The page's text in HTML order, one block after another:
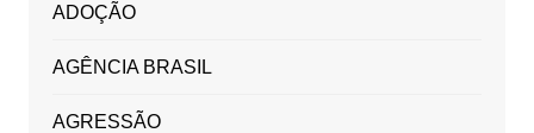
ADOÇÃO
AGÊNCIA BRASIL
AGRESSÃO